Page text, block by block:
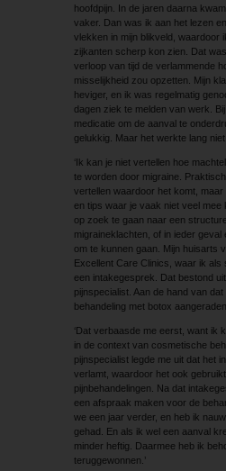
hoofdpijn. In de jaren daarna
vaker. Dan was ik aan het lezen
vlekken in mijn blikveld, waardoor
zijkanten scherp kon zien. Dat
verloop van tijd de verlammende
misselijkheid zou opzetten. Mijn
heviger, en ik was regelmatig
dagen ziek te melden van werk.
medicatie om de aanval te
gelukkig. Maar het werkte lang niet
‘Ik kan je niet vertellen hoe
te worden door migraine.
vertellen waardoor het komt,
en tips waar je vaak niet veel mee
op zoek te gaan naar een
migraineklachten, of in ieder geval
om te kunnen gaan. Mijn huisarts
Excellent Care Clinics, waar ik als
een intakegesprek. Dat bestond
pijnspecialist. Aan de hand van
behandeling met botox
‘Dat verbaasde me eerst, want ik
in de context van cosmetische
pijnspecialist legde me uit dat het
verlamt, waardoor het ook
pijnbehandelingen. Na dat
een afspraak maken voor de
we een jaar verder, en heb ik
gehad. En als ik wel een aanval
minder heftig. Daarmee heb ik
teruggewonnen.’